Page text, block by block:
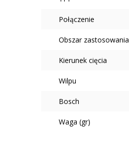
Połączenie
Obszar zastosowania
Kierunek cięcia
Wilpu
Bosch
Waga (gr)